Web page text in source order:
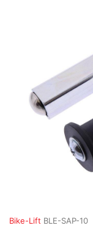
Bike-Lift BLE-SAP-10